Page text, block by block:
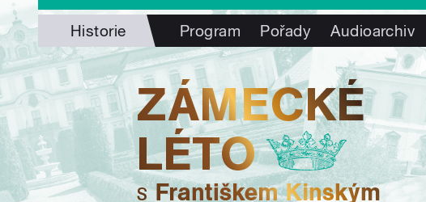
Historie Program Pořady Audioarchiv